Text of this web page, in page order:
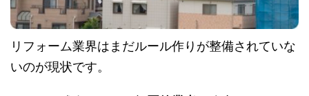
リフォーム業界はまだルール作りが整備されていな
いのが現状です。